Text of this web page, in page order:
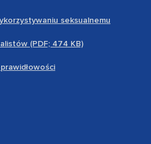
seksualnemu
(PDF; 474 KB)